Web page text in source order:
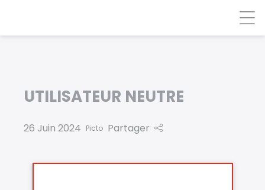
UTILISATEUR NEUTRE
26 Juin 2024 Picto Partager